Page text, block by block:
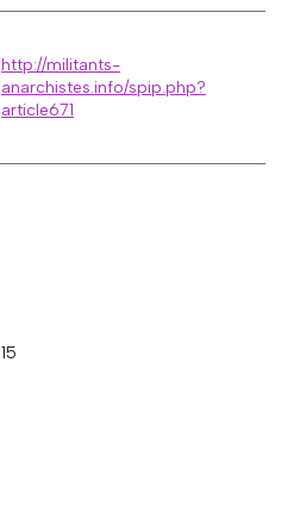
http://militants-
anarchistes.info/spip.php?
article671
15